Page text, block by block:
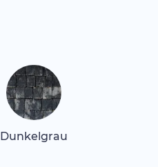
Dunkelgrau